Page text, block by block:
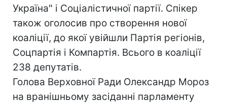
Україна" і Соціалістичної партії. Спікер
також оголосив про створення нової
коаліції, до якої увійшли Партія регіонів,
Соцпартія і Компартія. Всього в коаліції
238 депутатів.
Голова Верховної Ради Олександр Мороз
на вранішньому засіданні парламенту